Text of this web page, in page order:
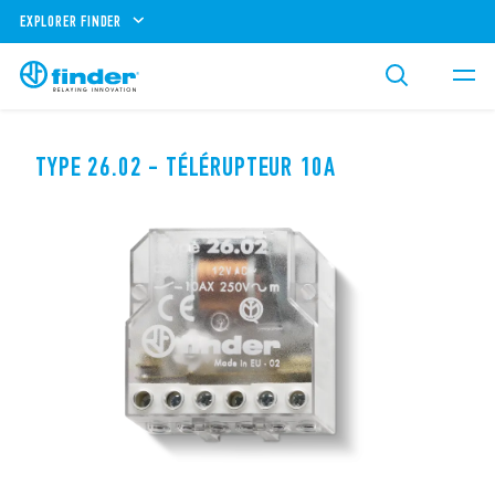
EXPLORER FINDER
TYPE 26.02 - TÉLÉRUPTEUR 10A